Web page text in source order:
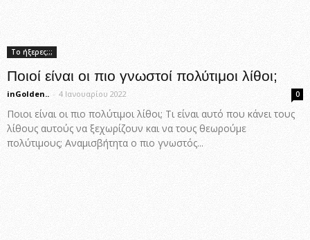
Το ήξερες;;;
Ποιοί είναι οι πιο γνωστοί πολύτιμοι λίθοι;
inGolden.. - 4 Ιανουαρίου 2022 0
Ποιοι είναι οι πιο πολύτιμοι λίθοι; Τι είναι αυτό που κάνει τους
λίθους αυτούς να ξεχωρίζουν και να τους θεωρούμε
πολύτιμους; Αναμισβήτητα ο πιο γνωστός...